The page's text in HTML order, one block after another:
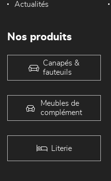
Actualités
Nos produits
Canapés &
fauteuils
Meubles de
complément
Literie